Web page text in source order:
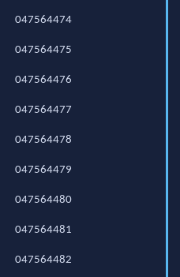
047564474
047564475
047564476
047564477
047564478
047564479
047564480
047564481
047564482